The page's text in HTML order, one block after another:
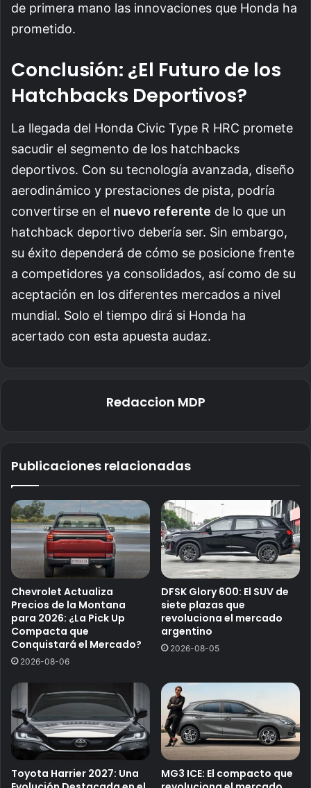
de primera mano las innovaciones que Honda ha
prometido.
Conclusión: ¿El Futuro de los
Hatchbacks Deportivos?
La llegada del Honda Civic Type R HRC promete
sacudir el segmento de los hatchbacks
deportivos. Con su tecnología avanzada, diseño
aerodinámico y prestaciones de pista, podría
convertirse en el nuevo referente de lo que un
hatchback deportivo debería ser. Sin embargo,
su éxito dependerá de cómo se posicione frente
a competidores ya consolidados, así como de su
aceptación en los diferentes mercados a nivel
mundial. Solo el tiempo dirá si Honda ha
acertado con esta apuesta audaz.
Redaccion MDP
Publicaciones relacionadas
Chevrolet Actualiza
Precios de la Montana
para 2026: ¿La Pick Up
Compacta que
Conquistará el Mercado?
2026-08-06
DFSK Glory 600: El SUV de
siete plazas que
revoluciona el mercado
argentino
2026-08-05
Toyota Harrier 2027: Una
MG3 ICE: El compacto que